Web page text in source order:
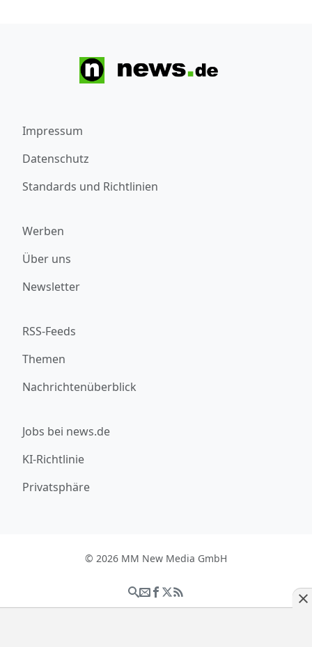
Impressum
Datenschutz
Standards und Richtlinien
Werben
Über uns
Newsletter
RSS-Feeds
Themen
Nachrichtenüberblick
Jobs bei news.de
KI-Richtlinie
Privatsphäre
© 2026 MM New Media GmbH